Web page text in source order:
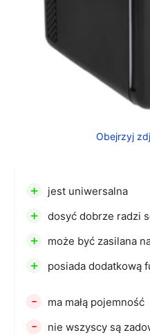
Obejrzyj
+ jest uniwersalna
+ dosyć dobrze radzi
+ może być zasilana
+ posiada dodatkową
- ma małą pojemność
-
nie wszyscy są